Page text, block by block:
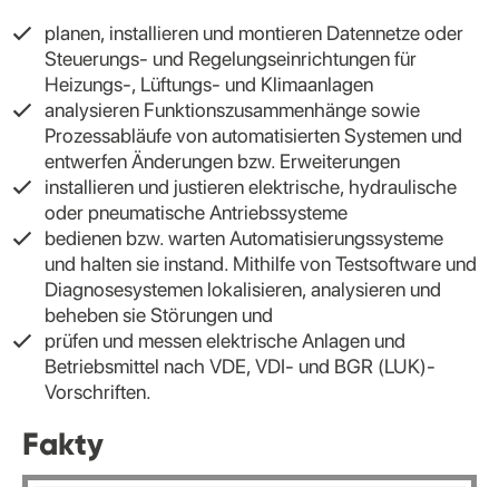
planen, installieren und montieren Datennetze oder
Steuerungs- und Regelungseinrichtungen für
Heizungs-, Lüftungs- und Klimaanlagen
analysieren Funktionszusammenhänge sowie
Prozessabläufe von automatisierten Systemen und
entwerfen Änderungen bzw. Erweiterungen
installieren und justieren elektrische, hydraulische
oder pneumatische Antriebssysteme
bedienen bzw. warten Automatisierungssysteme
und halten sie instand. Mithilfe von Testsoftware und
Diagnosesystemen lokalisieren, analysieren und
beheben sie Störungen und
prüfen und messen elektrische Anlagen und
Betriebsmittel nach VDE, VDI- und BGR (LUK)-
Vorschriften.
Fakty